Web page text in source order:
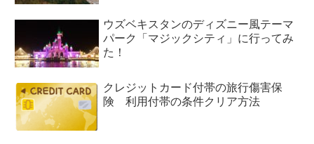
ウズベキスタンのディズニー風テーマ
パーク「マジックシティ」に行ってみ
た！
クレジットカード付帯の旅行傷害保
険 利用付帯の条件クリア方法